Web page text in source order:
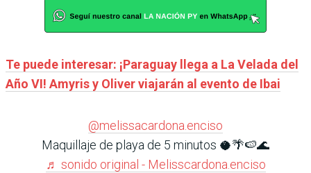
Te puede interesar: ¡Paraguay llega a La Velada del
Año VI! Amyris y Oliver viajarán al evento de Ibai
@melissacardona.enciso
Maquillaje de playa de 5 minutos 🥥🌴🍉🌊
♬ sonido original - Melisscardona.enciso